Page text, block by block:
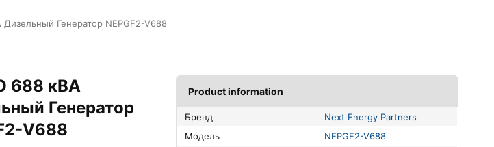
Дизельный Генератор NEPGF2-V688
688 кВА
Генератор
V688
Product information
Бренд
Next Energy Partners
Модель
NEPGF2-V688